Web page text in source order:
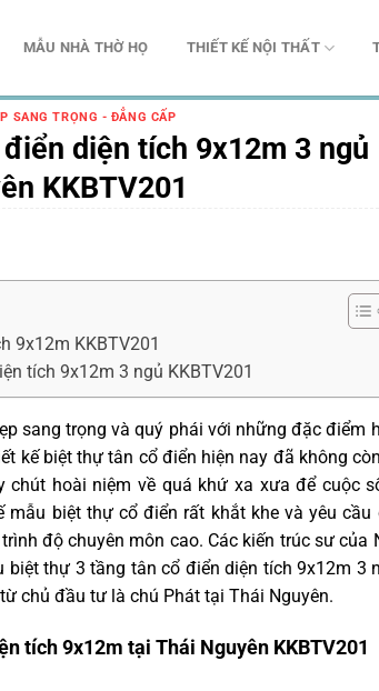
MẪU NHÀ THỜ HỌ THIẾT KẾ NỘI THẤT
SANG TRỌNG - ĐẲNG CẤP
diện tích 9x12m 3 ngủ
KKBTV201
9x12m KKBTV201
tích 9x12m 3 ngủ KKBTV201
sang trọng và quý phái với những đặc điểm
kế biệt thự tân cổ điển hiện nay đã không
hoài niệm về quá khứ xa xưa để cuộc
biệt thự cổ điển rất khắt khe và yêu cầu
độ chuyên môn cao. Các kiến trúc sư của
thự 3 tầng tân cổ điển diện tích 9x12m 3
chủ đầu tư là chú Phát tại Thái Nguyên.
tích 9x12m tại Thái Nguyên KKBTV201